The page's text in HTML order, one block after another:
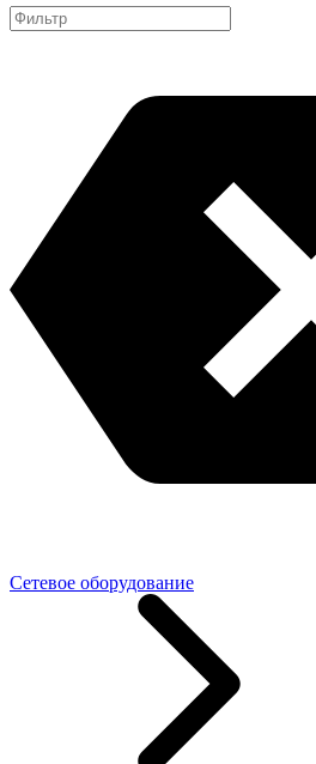
Сетевое оборудование